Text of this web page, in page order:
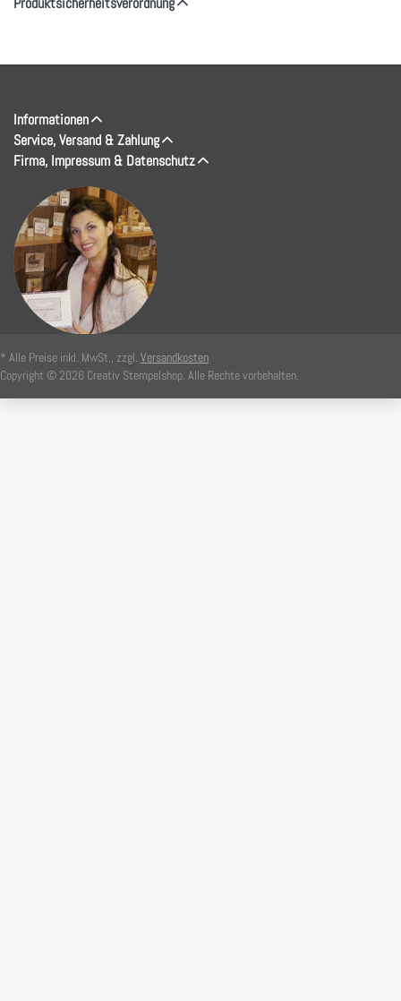
Informationen
Service, Versand & Zahlung
Firma, Impressum & Datenschutz
* Alle Preise inkl. MwSt., zzgl. Versandkosten
Copyright © 2026 Creativ Stempelshop. Alle Rechte vorbehalten.